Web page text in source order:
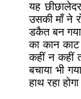
यह
उसकी माँ ने
डकैत बन
का कान काट
कहीं न कहीं
बचाया भी
हाथ रहा